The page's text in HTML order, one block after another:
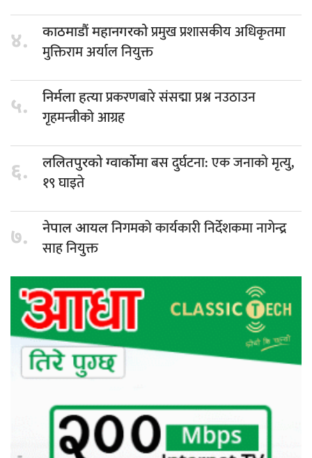
४. काठमाडौं महानगरकोप्रमुख प्रशासकीय अधिकृतमा
मुक्तिराम अर्याल नियुक्त
५. निर्मला हत्याप्रकरणबारे संसद्मा प्रश्न नउठाउन
गृहमन्त्रीको आग्रह
६. ललितपुरको ग्वार्कोमाबस दुर्घटना: एक जनाकाे मृत्यु,
१९ घाइते
७. नेपाल आयलनिगमको कार्यकारी निर्देशकमा नागेन्द्र
साह नियुक्त